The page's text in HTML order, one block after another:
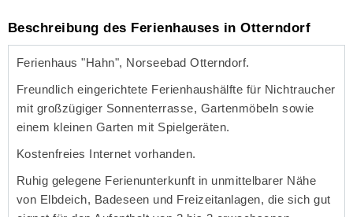
Beschreibung des Ferienhauses in Otterndorf
Ferienhaus "Hahn", Norseebad Otterndorf.
Freundlich eingerichtete Ferienhaushälfte für Nichtraucher
mit großzügiger Sonnenterrasse, Gartenmöbeln sowie
einem kleinen Garten mit Spielgeräten.
Kostenfreies Internet vorhanden.
Ruhig gelegene Ferienunterkunft in unmittelbarer Nähe
von Elbdeich, Badeseen und Freizeitanlagen, die sich gut